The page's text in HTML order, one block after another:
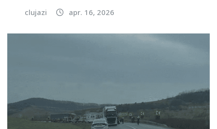
clujazi apr. 16, 2026